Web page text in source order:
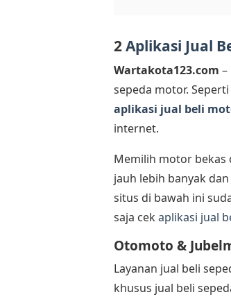
2Aplikasi Jual
Wartakota123.com
sepeda motor.
aplikasi jual beli
internet.
Memilih motor bekas
jauh lebih banyak
situs di bawah ini
saja cekaplikasi jual
Otomoto &
Layanan jual beli
khusus jual beli